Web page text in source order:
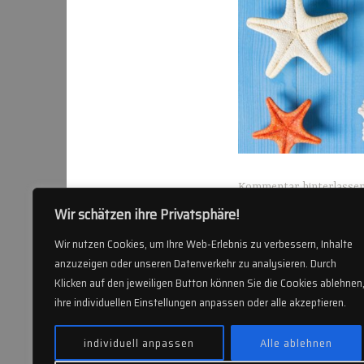
Wir schätzen ihre Privatsphäre!
Wir nutzen Cookies, um Ihre Web-Erlebnis zu verbessern, Inhalte
anzuzeigen oder unseren Datenverkehr zu analysieren. Durch
Klicken auf den jeweiligen Button können Sie die Cookies ablehnen,
ihre individuellen Einstellungen anpassen oder alle akzeptieren.
individuell anpassen Alle ablehnen
Kommentar